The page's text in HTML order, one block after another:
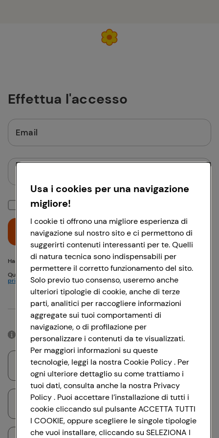
Effettua l'accesso
Email
Mantieni la sessione attiva
Hai problemi di accesso? {{recover-pwd}} o {{recover-email}}
Questo sito è protetto da reCAPTCHA e si applicano
privacy eTermini di servizioGoogle
Accedi
Oppure
Accedendo con il tuo account social, rimarrai connesso per 12 ore.
Accedi con Google
Usa i cookies per una navigazione
migliore!
I cookie ti offrono una migliore esperienza di
navigazione sul nostro sito e ci permettono di
suggerirti contenuti interessanti per te. Quelli
di natura tecnica sono indispensabili per
permettere il corretto funzionamento del sito.
Solo previo tuo consenso, useremo anche
ulteriori tipologie di cookie, anche di terze
parti, analitici per raccogliere informazioni
aggregate sui tuoi comportamenti di
navigazione, o di profilazione per
personalizzare i contenuti da te visualizzati.
Per maggiori informazioni su queste
tecnologie, leggi la nostra Cookie Policy . Per
ogni ulteriore dettaglio su come trattiamo i
tuoi dati, consulta anche la nostra Privacy
Policy . Puoi accettare l’installazione di tutti i
cookie cliccando sul pulsante ACCETTA TUTTI
I COOKIE, oppure scegliere le singole tipologie
che vuoi installare, cliccando su SELEZIONA I